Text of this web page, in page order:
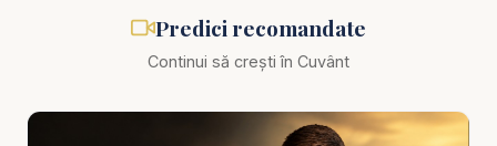
durerea are ultimul cuvânt.
Mesajul acestei predici evidențiază faptul că
spectaculoase, izbăviri neașteptate sau răspunsuri
Predici recomandate
Continui să crești în Cuvânt